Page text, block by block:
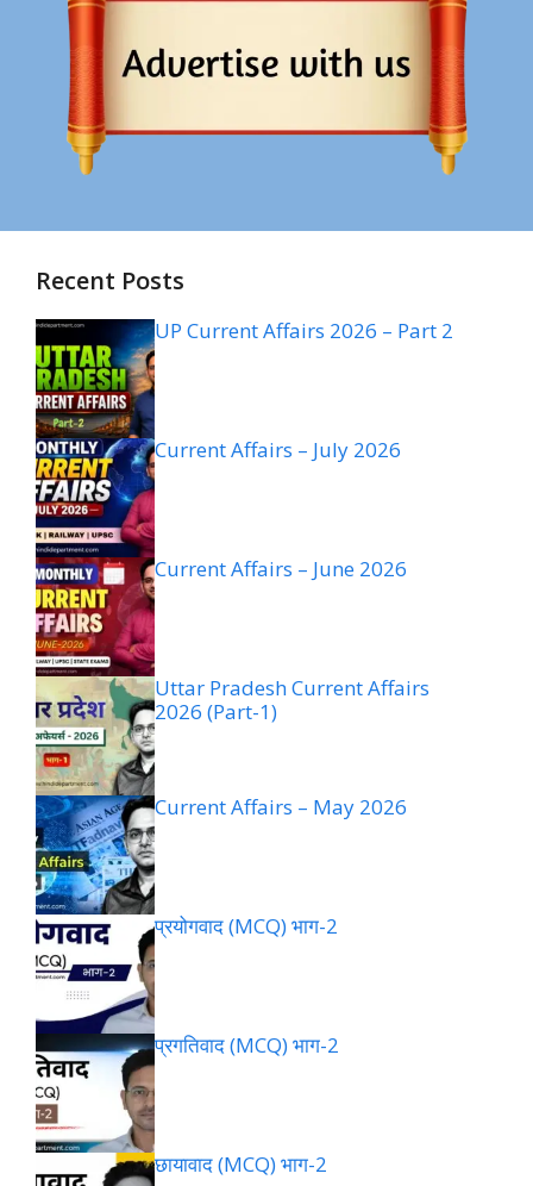
Recent Posts
UP Current Affairs 2026 – Part 2
Current Affairs – July 2026
Current Affairs – June 2026
Uttar Pradesh Current Affairs
2026 (Part-1)
Current Affairs – May 2026
प्रयोगवाद (MCQ) भाग-2
प्रगतिवाद (MCQ) भाग-2
छायावाद (MCQ) भाग-2